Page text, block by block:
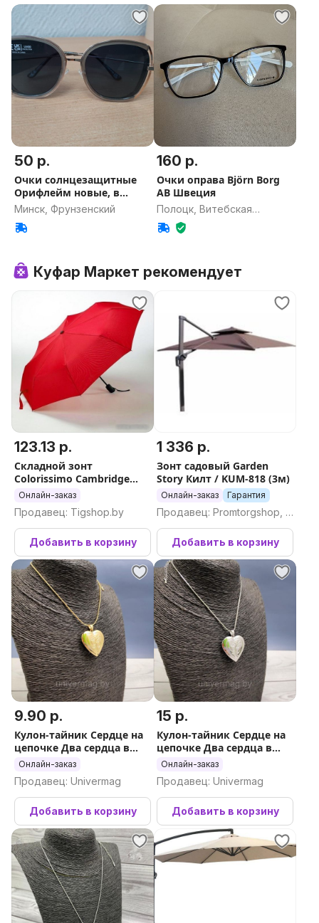
50 р.
Очки солнцезащитные
Орифлейм новые, в
упаковке.
Минск, Фрунзенский
160 р.
Очки оправа Björn Borg
AB Швеция
Полоцк, Витебская
область
Куфар Маркет рекомендует
123.13 р.
Складной зонт
Colorissimo Cambridge
US20 (красный)
Онлайн-заказ
Продавец: Tigshop.by
Добавить в корзину
1 336 р.
Зонт садовый Garden
Story Килт / KUM-818 (3м)
Онлайн-заказ Гарантия
Продавец: Promtorgshop, П
ромторгшоп
Добавить в корзину
9.90 р.
Кулон-тайник Сердце на
цепочке Два сердца в
золоте
Онлайн-заказ
Продавец: Univermag
Добавить в корзину
15 р.
Кулон-тайник Сердце на
цепочке Два сердца в
серебре
Онлайн-заказ
Продавец: Univermag
Добавить в корзину